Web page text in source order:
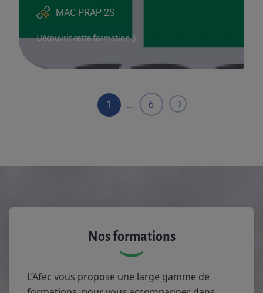
MAC PRAP 2S
Découvrir cette formation
1 ... 6
Nos formations
L’Afec vous propose une large gamme de